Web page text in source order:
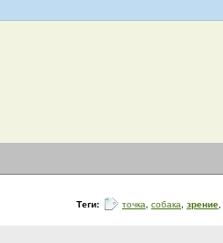
Теги: точка, собака, зрение,